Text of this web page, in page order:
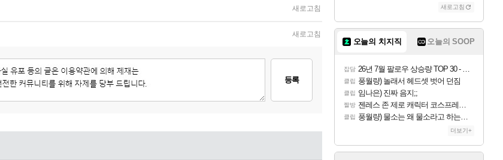
새로고침
새로고침
등록
새로고침
오늘의 치지직 오늘의 SOOP
잡담 26년 7월 팔로우 상승량 TOP 30 - 월간 치지직
클립 풍월량) 놀래서 헤드셋 벗어 던짐
클립 임나은) 진짜 음지;;
짤방 젠레스 존 제로 캐릭터 코스프레한 꽁주
클립 풍월량) 물소는 왜 물소라고 하는거야? 아! 그만 ㅋㅋ 알았어 ㅋㅋ
더보기+